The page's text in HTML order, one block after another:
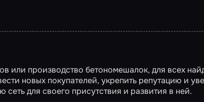
или производство бетономешалок, для всех
новых покупателей, укрепить репутацию и
для своего присутствия и развития в ней.